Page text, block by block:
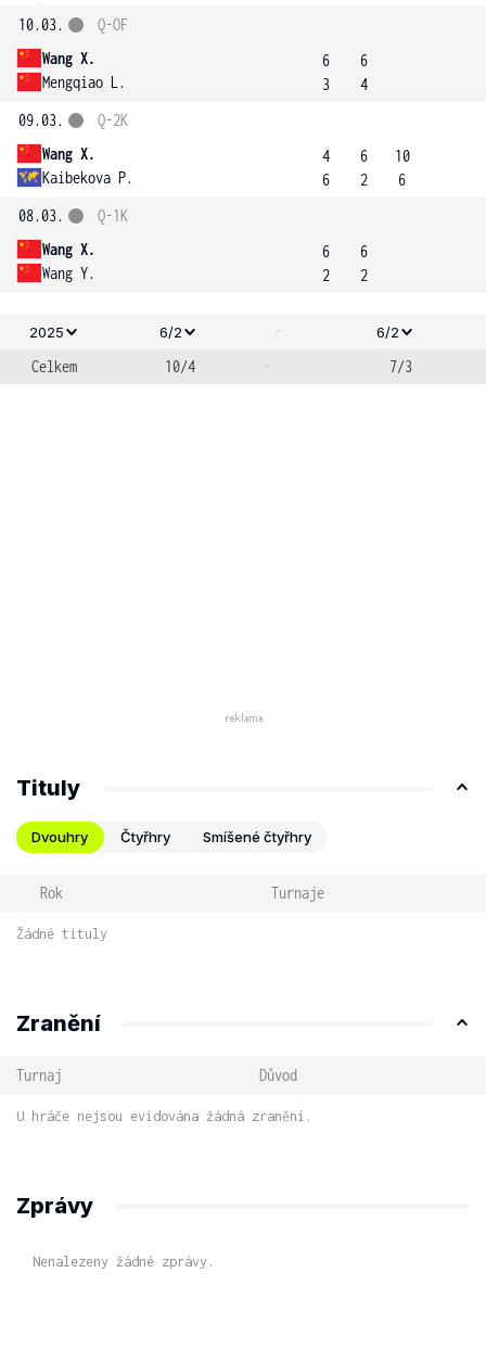
10.03.
Wang X.
Mengqiao L.
Q-OF
6
3
6
4
09.03.
Wang X.
Kaibekova P.
Q-2K
4
6
6
2
10
6
08.03.
Wang X.
Wang Y.
Q-1K
6
2
6
2
2025 6/2 - 6/2
Celkem 10/4 - 7/3
Tituly
Dvouhry Čtyřhry Smíšené čtyřhry
Rok Turnaje
Žádné tituly
Zranění
Turnaj Důvod
U hráče nejsou evidována žádná zranění.
Zprávy
Nenalezeny žádné zprávy.